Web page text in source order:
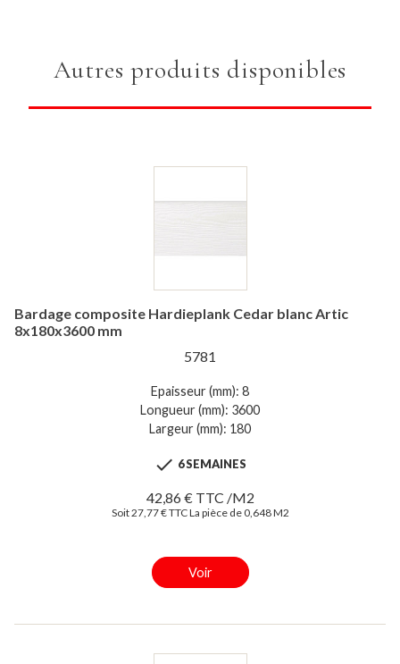
Autres produits disponibles
Bardage composite Hardieplank Cedar blanc Artic
8x180x3600 mm
5781
Epaisseur (mm): 8
Longueur (mm): 3600
Largeur (mm): 180
 6 SEMAINES
42,86 € TTC /M2
Soit 27,77 € TTC La pièce de 0,648 M2
Voir